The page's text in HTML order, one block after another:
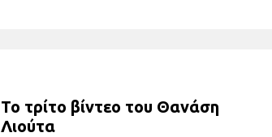
Το τρίτο βίντεο του Θανάση
Λιούτα